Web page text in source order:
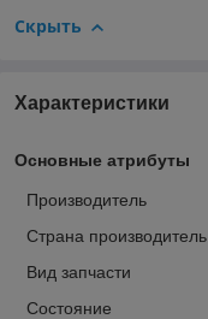
Скрыть
Характеристики
Основные атрибуты
Производитель
Страна производитель
Вид запчасти
Состояние